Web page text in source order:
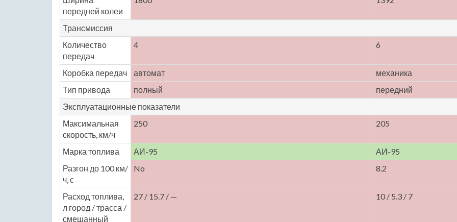
передней колеи
Трансмиссия
Количество
передач
4 6
Коробка передач автомат
механика
Тип привода
полный
передний
Эксплуатационные показатели
Максимальная
скорость, км/ч
250 205
Марка топлива АИ-95
АИ-95
Разгон до 100 км/
ч, с
No 8.2
Расход топлива,
л город / трасса /
смешанный
27 / 15.7 / — 10 / 5.3 / 7